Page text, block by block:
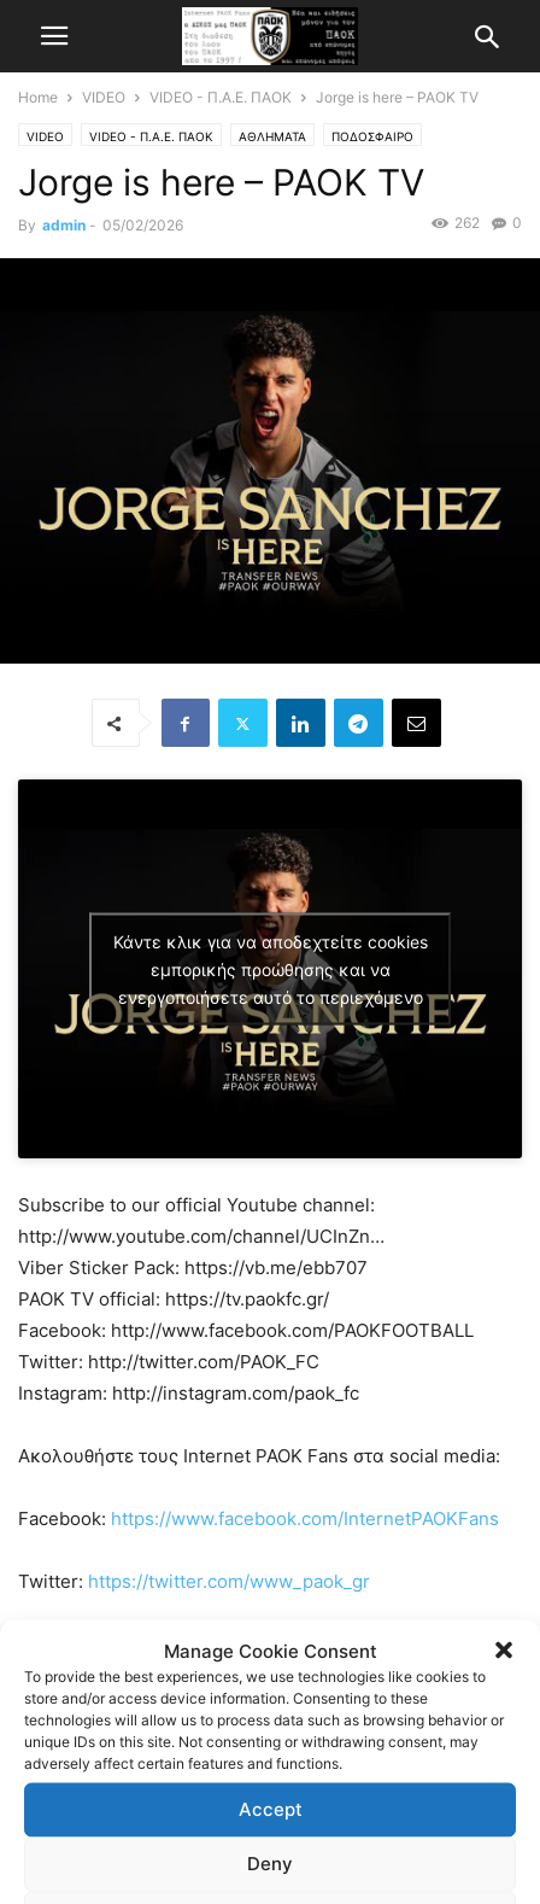
Manage Cookie Consent
To provide the best experiences, we use technologies like cookies to
store and/or access device information. Consenting to these
technologies will allow us to process data such as browsing behavior or
unique IDs on this site. Not consenting or withdrawing consent, may
adversely affect certain features and functions.
Accept
Deny
Home VIDEO VIDEO - Π.Α.Ε. ΠΑΟΚ Jorge is here – PAOK TV
VIDEO VIDEO - Π.Α.Ε. ΠΑΟΚ ΑΘΛΗΜΑΤΑ ΠΟΔΟΣΦΑΙΡΟ
Jorge is here – PAOK TV
By admin - 05/02/2026 0
262
Κάντε κλικ για να αποδεχτείτε cookies
εμπορικής προώθησης και να
ενεργοποιήσετε αυτό το περιεχόμενο
Subscribe to our official Youtube channel:
http://www.youtube.com/channel/UCInZn…
Viber Sticker Pack: https://vb.me/ebb707
PAOK TV official: https://tv.paokfc.gr/
Facebook: http://www.facebook.com/PAOKFOOTBALL
Twitter: http://twitter.com/PAOK_FC
Instagram: http://instagram.com/paok_fc
Ακολουθήστε τους Internet PAOK Fans στα social media:
Facebook: https://www.facebook.com/InternetPAOKFans
Twitter: https://twitter.com/www_paok_gr
https://www.linkedin.com/in/internet-paok-fans-
601b24248
Instagram:https://www.instagram.com/internetpaokfans
#paok #paokfans #παοκ #thessaloniki
ΠΟΔΟΣΦΑΙΡΟ